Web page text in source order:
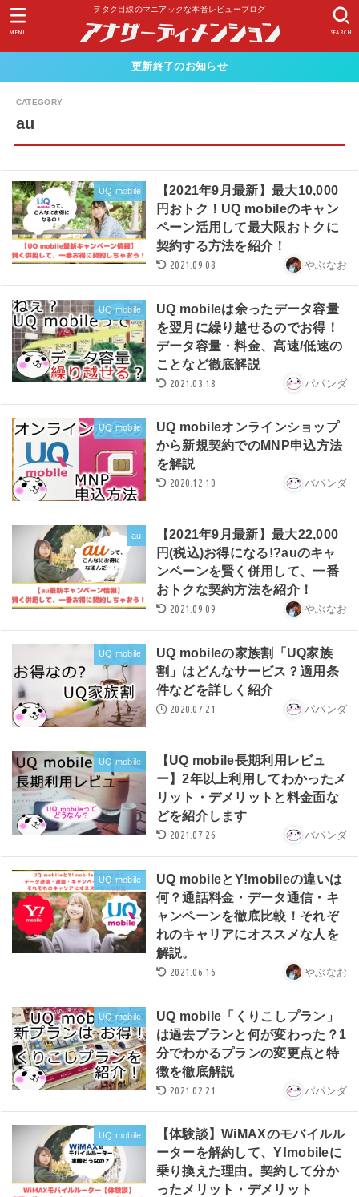
ヲタク目線のマニアックな本音レビューブログ
SEARCH
MENU
更新終了のお知らせ
au
UQ mobile
【2021年9月最新】最大10,000
円おトク！UQ mobileのキャン
ペーン活用して最大限おトクに
契約する方法を紹介！
2021.09.08 やぶなお
UQ mobile
UQ mobileは余ったデータ容量
を翌月に繰り越せるのでお得！
データ容量・料金、高速/低速の
ことなど徹底解説
2021.03.18 パパンダ
UQ mobile
UQ mobileオンラインショップ
から新規契約でのMNP申込方法
を解説
2020.12.10 パパンダ
au
【2021年9月最新】最大22,000
円(税込)お得になる!?auのキャ
ンペーンを賢く併用して、一番
おトクな契約方法を紹介！
2021.09.09 やぶなお
UQ mobile
UQ mobileの家族割「UQ家族
割」はどんなサービス？適用条
件などを詳しく紹介
2020.07.21 パパンダ
UQ mobile
【UQ mobile長期利用レビュ
ー】2年以上利用してわかったメ
リット・デメリットと料金面な
どを紹介します
2021.07.26 パパンダ
UQ mobile
UQ mobileとY!mobileの違いは
何？通話料金・データ通信・キ
ャンペーンを徹底比較！それぞ
れのキャリアにオススメな人を
解説。
2021.06.16 やぶなお
UQ mobile
UQ mobile「くりこしプラン」
は過去プランと何が変わった？1
分でわかるプランの変更点と特
徴を徹底解説
2021.02.21 パパンダ
UQ mobile
【体験談】WiMAXのモバイルル
ーターを解約して、Y!mobileに
乗り換えた理由。契約して分か
ったメリット・デメリット